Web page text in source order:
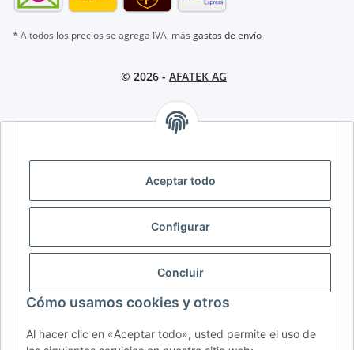
Aceptar todo
Configurar
Concluir
Cómo usamos cookies y otros
Al hacer clic en «Aceptar todo», usted permite el uso de
* A todos los precios se agrega IVA, más gastos de envío
© 2026 - AFATEK AG
SELECT REGION & LANGUAGE | CHOISIR LA RÉGION ET LA
DE AT CH (DE) CH (FR)
BE (NL)
CZ
RO HR